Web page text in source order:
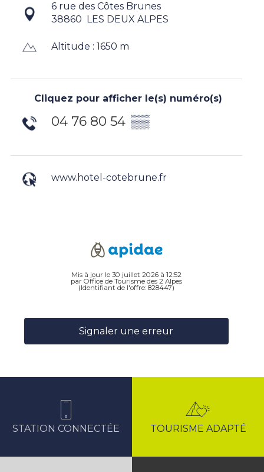
6 rue des Côtes Brunes
38860
LES DEUX ALPES
Altitude : 1650 m
Cliquez pour afficher le(s) numéro(s)
04 76 80 54 ▒▒
www.hotel-cotebrune.fr
Mis à jour le 30 juillet 2026 à 12:52
par Office de Tourisme des 2 Alpes
(Identifiant de l'offre: 828447)
Signaler une erreur
STATION CONNECTÉE TOURISME ADAPTÉ